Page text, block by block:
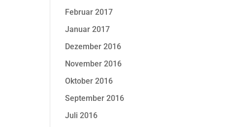
Februar 2017
Januar 2017
Dezember 2016
November 2016
Oktober 2016
September 2016
Juli 2016